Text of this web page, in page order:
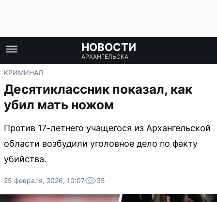
НОВОСТИ
АРХАНГЕЛЬСКА
КРИМИНАЛ
Десятиклассник показал, как
убил мать ножом
Против 17-летнего учащегося из Архангельской
области возбудили уголовное дело по факту
убийства.
25 февраля, 2026, 10:07 35